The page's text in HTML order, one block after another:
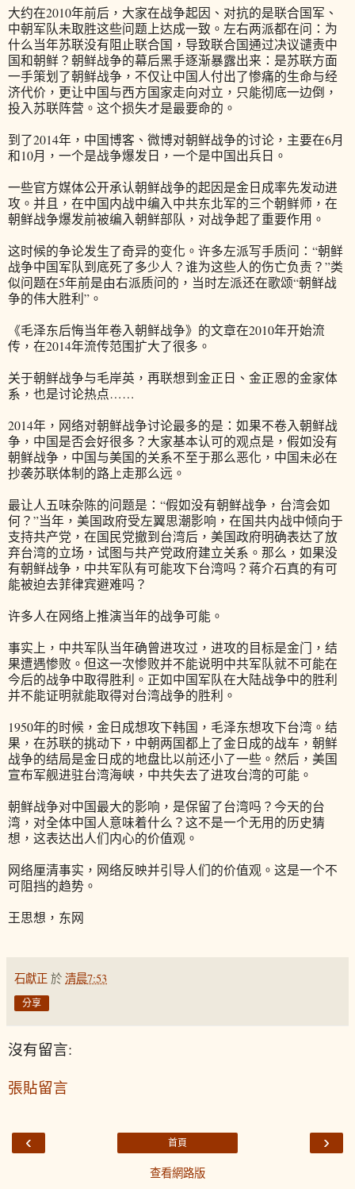
大约在2010年前后，大家在战争起因、对抗的是联合国军、
中朝军队未取胜这些问题上达成一致。左右两派都在问：为
什么当年苏联没有阻止联合国，导致联合国通过决议谴责中
国和朝鲜？朝鲜战争的幕后黑手逐渐暴露出来：是苏联方面
一手策划了朝鲜战争，不仅让中国人付出了惨痛的生命与经
济代价，更让中国与西方国家走向对立，只能彻底一边倒，
投入苏联阵营。这个损失才是最要命的。
到了2014年，中国博客、微博对朝鲜战争的讨论，主要在6月
和10月，一个是战争爆发日，一个是中国出兵日。
一些官方媒体公开承认朝鲜战争的起因是金日成率先发动进
攻。并且，在中国内战中编入中共东北军的三个朝鲜师，在
朝鲜战争爆发前被编入朝鲜部队，对战争起了重要作用。
这时候的争论发生了奇异的变化。许多左派写手质问：“朝鲜
战争中国军队到底死了多少人？谁为这些人的伤亡负责？”类
似问题在5年前是由右派质问的，当时左派还在歌颂“朝鲜战
争的伟大胜利”。
《毛泽东后悔当年卷入朝鲜战争》的文章在2010年开始流
传，在2014年流传范围扩大了很多。
关于朝鲜战争与毛岸英，再联想到金正日、金正恩的金家体
系，也是讨论热点……
2014年，网络对朝鲜战争讨论最多的是：如果不卷入朝鲜战
争，中国是否会好很多？大家基本认可的观点是，假如没有
朝鲜战争，中国与美国的关系不至于那么恶化，中国未必在
抄袭苏联体制的路上走那么远。
最让人五味杂陈的问题是：“假如没有朝鲜战争，台湾会如
何？”当年，美国政府受左翼思潮影响，在国共内战中倾向于
支持共产党，在国民党撤到台湾后，美国政府明确表达了放
弃台湾的立场，试图与共产党政府建立关系。那么，如果没
有朝鲜战争，中共军队有可能攻下台湾吗？蒋介石真的有可
能被迫去菲律宾避难吗？
许多人在网络上推演当年的战争可能。
事实上，中共军队当年确曾进攻过，进攻的目标是金门，结
果遭遇惨败。但这一次惨败并不能说明中共军队就不可能在
今后的战争中取得胜利。正如中国军队在大陆战争中的胜利
并不能证明就能取得对台湾战争的胜利。
1950年的时候，金日成想攻下韩国，毛泽东想攻下台湾。结
果，在苏联的挑动下，中朝两国都上了金日成的战车，朝鲜
战争的结局是金日成的地盘比以前还小了一些。然后，美国
宣布军舰进驻台湾海峡，中共失去了进攻台湾的可能。
朝鲜战争对中国最大的影响，是保留了台湾吗？今天的台
湾，对全体中国人意味着什么？这不是一个无用的历史猜
想，这表达出人们内心的价值观。
网络厘清事实，网络反映并引导人们的价值观。这是一个不
可阻挡的趋势。
王思想，东网
石獻正 於 清晨7:53
分享
沒有留言:
張貼留言
‹ ›
首頁
查看網路版